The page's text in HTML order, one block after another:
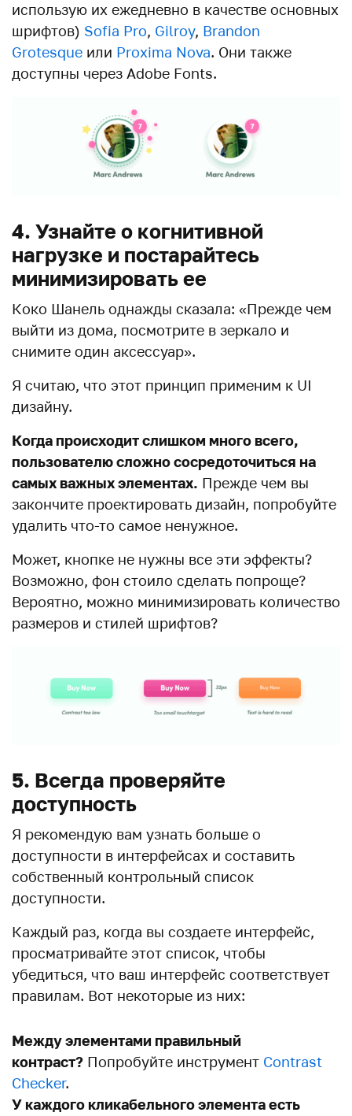
использую их ежедневно в качестве основных
шрифтов) Sofia Pro, Gilroy, Brandon
Grotesque или Proxima Nova. Они также
доступны через Adobe Fonts.
4. Узнайте о когнитивной
нагрузке и постарайтесь
минимизировать ее
Коко Шанель однажды сказала: «Прежде чем
выйти из дома, посмотрите в зеркало и
снимите один аксессуар».
Я считаю, что этот принцип применим к UI
дизайну.
Когда происходит слишком много всего,
пользователю сложно сосредоточиться на
самых важных элементах. Прежде чем вы
закончите проектировать дизайн, попробуйте
удалить что-то самое ненужное.
Может, кнопке не нужны все эти эффекты?
Возможно, фон стоило сделать попроще?
Вероятно, можно минимизировать количество
размеров и стилей шрифтов?
5. Всегда проверяйте
доступность
Я рекомендую вам узнать больше о
доступности в интерфейсах и составить
собственный контрольный список
доступности.
Каждый раз, когда вы создаете интерфейс,
просматривайте этот список, чтобы
убедиться, что ваш интерфейс соответствует
правилам. Вот некоторые из них:
Между элементами правильный
контраст? Попробуйте инструмент Contrast
Checker.
У каждого кликабельного элемента есть